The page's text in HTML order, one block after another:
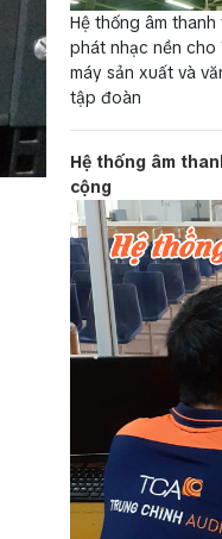
Hệ thống âm
phát nhạc nền cho
máy sản xuất và
tập đoàn
Hệ thống âm
cộng